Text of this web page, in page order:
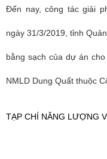
Đến nay, công tác giải
ngày 31/3/2019, tỉnh
bằng sạch của dự án
NMLD Dung Quất thuộc
TẠP CHÍ NĂNG LƯỢNG